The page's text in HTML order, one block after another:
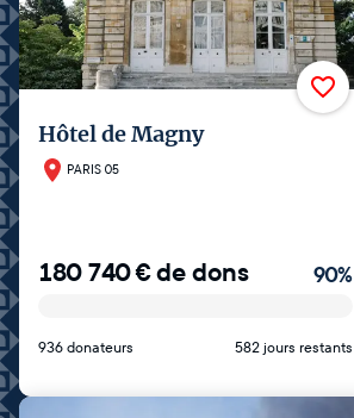
Hôtel de Magny
PARIS 05
180 740€de dons 90%
936 donateurs 582 jours restants